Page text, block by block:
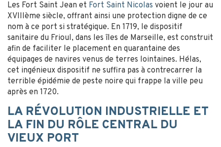
Les Fort Saint Jean et Fort Saint Nicolas voient le jour au
XVIIIème siècle, offrant ainsi une protection digne de ce
nom à ce port si stratégique. En 1719, le dispositif
sanitaire du Frioul, dans les îles de Marseille, est construit
afin de faciliter le placement en quarantaine des
équipages de navires venus de terres lointaines. Hélas,
cet ingénieux dispositif ne suffira pas à contrecarrer la
terrible épidémie de peste noire qui frappe la ville peu
après en 1720.
LA RÉVOLUTION INDUSTRIELLE ET
LA FIN DU RÔLE CENTRAL DU
VIEUX PORT